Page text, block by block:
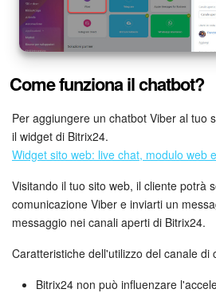
Bitrix24 On-Premise
Bitrix24 Messenger
INIZIA
ACCEDI
Come funziona il chatbot?
Per aggiungere un chatbot Viber al tuo
il widget di Bitrix24.
Widget sito web: live chat, modulo web
Visitando il tuo sito web, il cliente potrà
comunicazione Viber e inviarti un
messaggio nei canali aperti di Bitrix24.
Caratteristiche dell'utilizzo del canale di
Bitrix24 non può influenzare